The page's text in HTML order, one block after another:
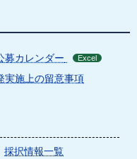
募カレンダー Excel
実施上の留意事項
採択情報一覧